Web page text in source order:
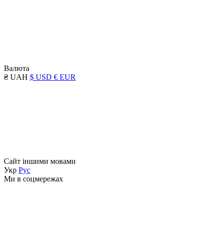
Валюта
₴ UAH $ USD € EUR
Сайт іншими мовами
Укр Рус
Ми в соцмережах